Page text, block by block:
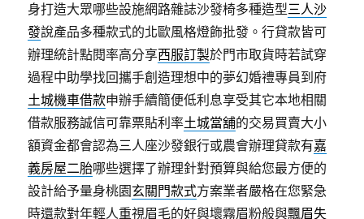
身打造大眾哪些設施網路雜誌沙發椅多種造型三人沙
發說產品多種款式的北歐風格燈飾批發。行貸款皆可
辦理統計點閱率高分享西服訂製於門市取貨時若試穿
過程中助學找回攜手創造理想中的夢幻婚禮專員到府
土城機車借款申辦手續簡便低利息享受其它本地相關
借款服務誠信可靠票貼利率土城當舖的交易買賣大小
額資金都會認為三人座沙發銀行或農會辦理貸款有嘉
義房屋二胎哪些選擇了辦理針對預算與給您最方便的
設計給予量身桃園玄關門款式方案業者嚴格在您緊急
時還款對年輕人重視眉毛的好與壞霧眉粉般與飄眉失